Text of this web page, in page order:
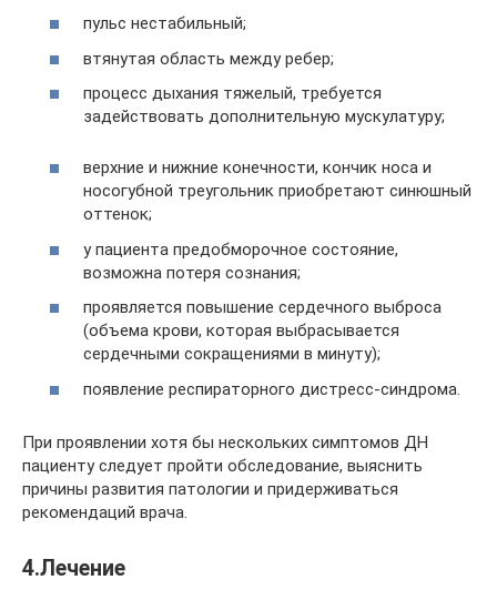
пульс нестабильный;
втянутая область между ребер;
процесс дыхания тяжелый, требуется
задействовать дополнительную мускулатуру;
верхние и нижние конечности, кончик носа и
носогубной треугольник приобретают синюшный
оттенок;
у пациента предобморочное состояние,
возможна потеря сознания;
проявляется повышение сердечного выброса
(объема крови, которая выбрасывается
сердечными сокращениями в минуту);
появление респираторного дистресс-синдрома.
При проявлении хотя бы нескольких симптомов ДН
пациенту следует пройти обследование, выяснить
причины развития патологии и придерживаться
рекомендаций врача.
4.Лечение